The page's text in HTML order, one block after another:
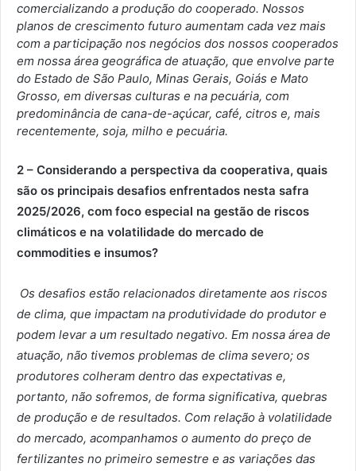
comercializando a produção do cooperado. Nossos
planos de crescimento futuro aumentam cada vez mais
com a participação nos negócios dos nossos cooperados
em nossa área geográfica de atuação, que envolve parte
do Estado de São Paulo, Minas Gerais, Goiás e Mato
Grosso, em diversas culturas e na pecuária, com
predominância de cana-de-açúcar, café, citros e, mais
recentemente, soja, milho e pecuária.
2 – Considerando a perspectiva da cooperativa, quais
são os principais desafios enfrentados nesta safra
2025/2026, com foco especial na gestão de riscos
climáticos e na volatilidade do mercado de
commodities e insumos?
Os desafios estão relacionados diretamente aos riscos
de clima, que impactam na produtividade do produtor e
podem levar a um resultado negativo. Em nossa área de
atuação, não tivemos problemas de clima severo; os
produtores colheram dentro das expectativas e,
portanto, não sofremos, de forma significativa, quebras
de produção e de resultados. Com relação à volatilidade
do mercado, acompanhamos o aumento do preço de
fertilizantes no primeiro semestre e as variações das